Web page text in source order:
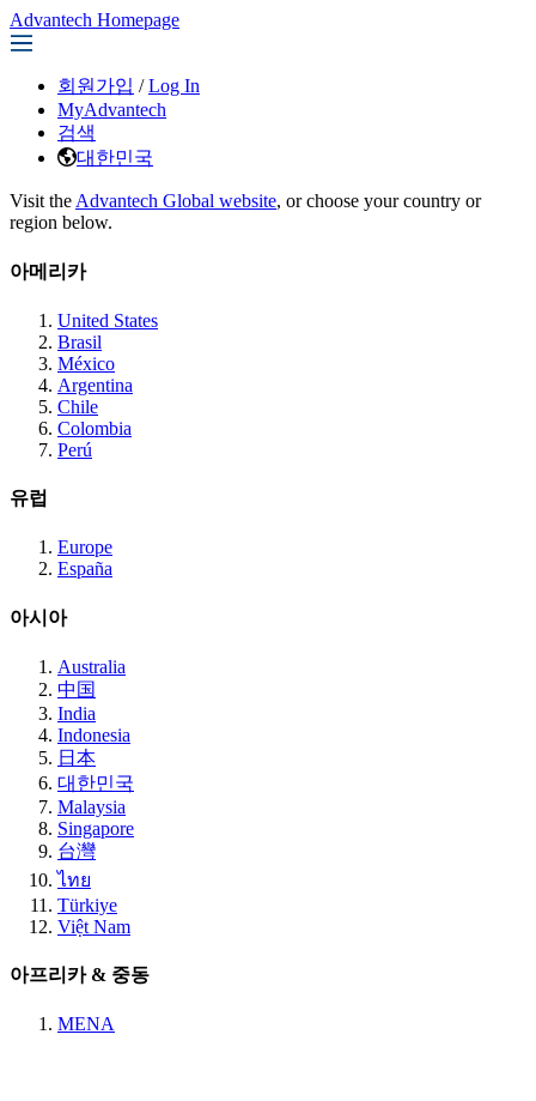
Advantech Homepage
회원가입 / Log In
MyAdvantech
검색
대한민국
Visit the Advantech Global website, or choose your country or
region below.
아메리카
United States
Brasil
México
Argentina
Chile
Colombia
Perú
유럽
Europe
España
아시아
Australia
中国
India
Indonesia
日本
대한민국
Malaysia
Singapore
台灣
ไทย
Türkiye
Việt Nam
아프리카 & 중동
MENA